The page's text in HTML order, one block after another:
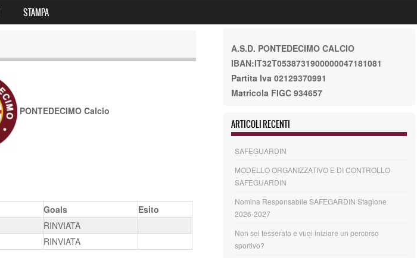
STAMPA
PONTEDECIMO Calcio
Goals
Esito
RINVIATA
RINVIATA
A.S.D. PONTEDECIMO CALCIO
IBAN:IT32T0538731900000047181081
Partita Iva 02129370991
Matricola FIGC 934657
ARTICOLI RECENTI
SAFEGUARDIN
MODELLO ORGANIZZATIVO E DI CONTROLLO
SAFEGUARDIN
Nomina Responsabile SAFEGARDIN Stagione
2026-2027
Non sei tesserato e vuoi iniziare un percorso
sportivo?